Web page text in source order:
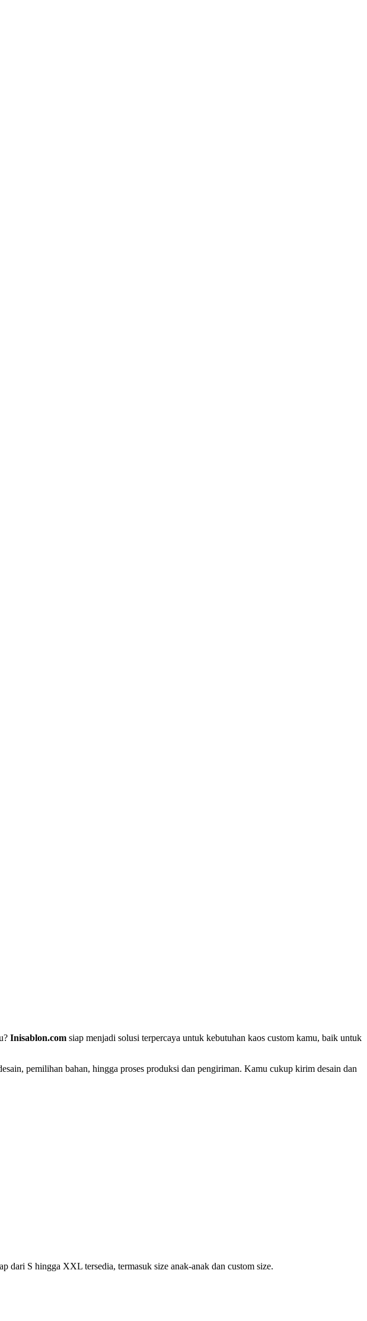
Inisablon.com siap menjadi solusi terpercaya untuk kebutuhan kaos custom kamu, baik untuk
pemilihan bahan, hingga proses produksi dan pengiriman. Kamu cukup kirim desain dan
dari S hingga XXL tersedia, termasuk size anak-anak dan custom size.